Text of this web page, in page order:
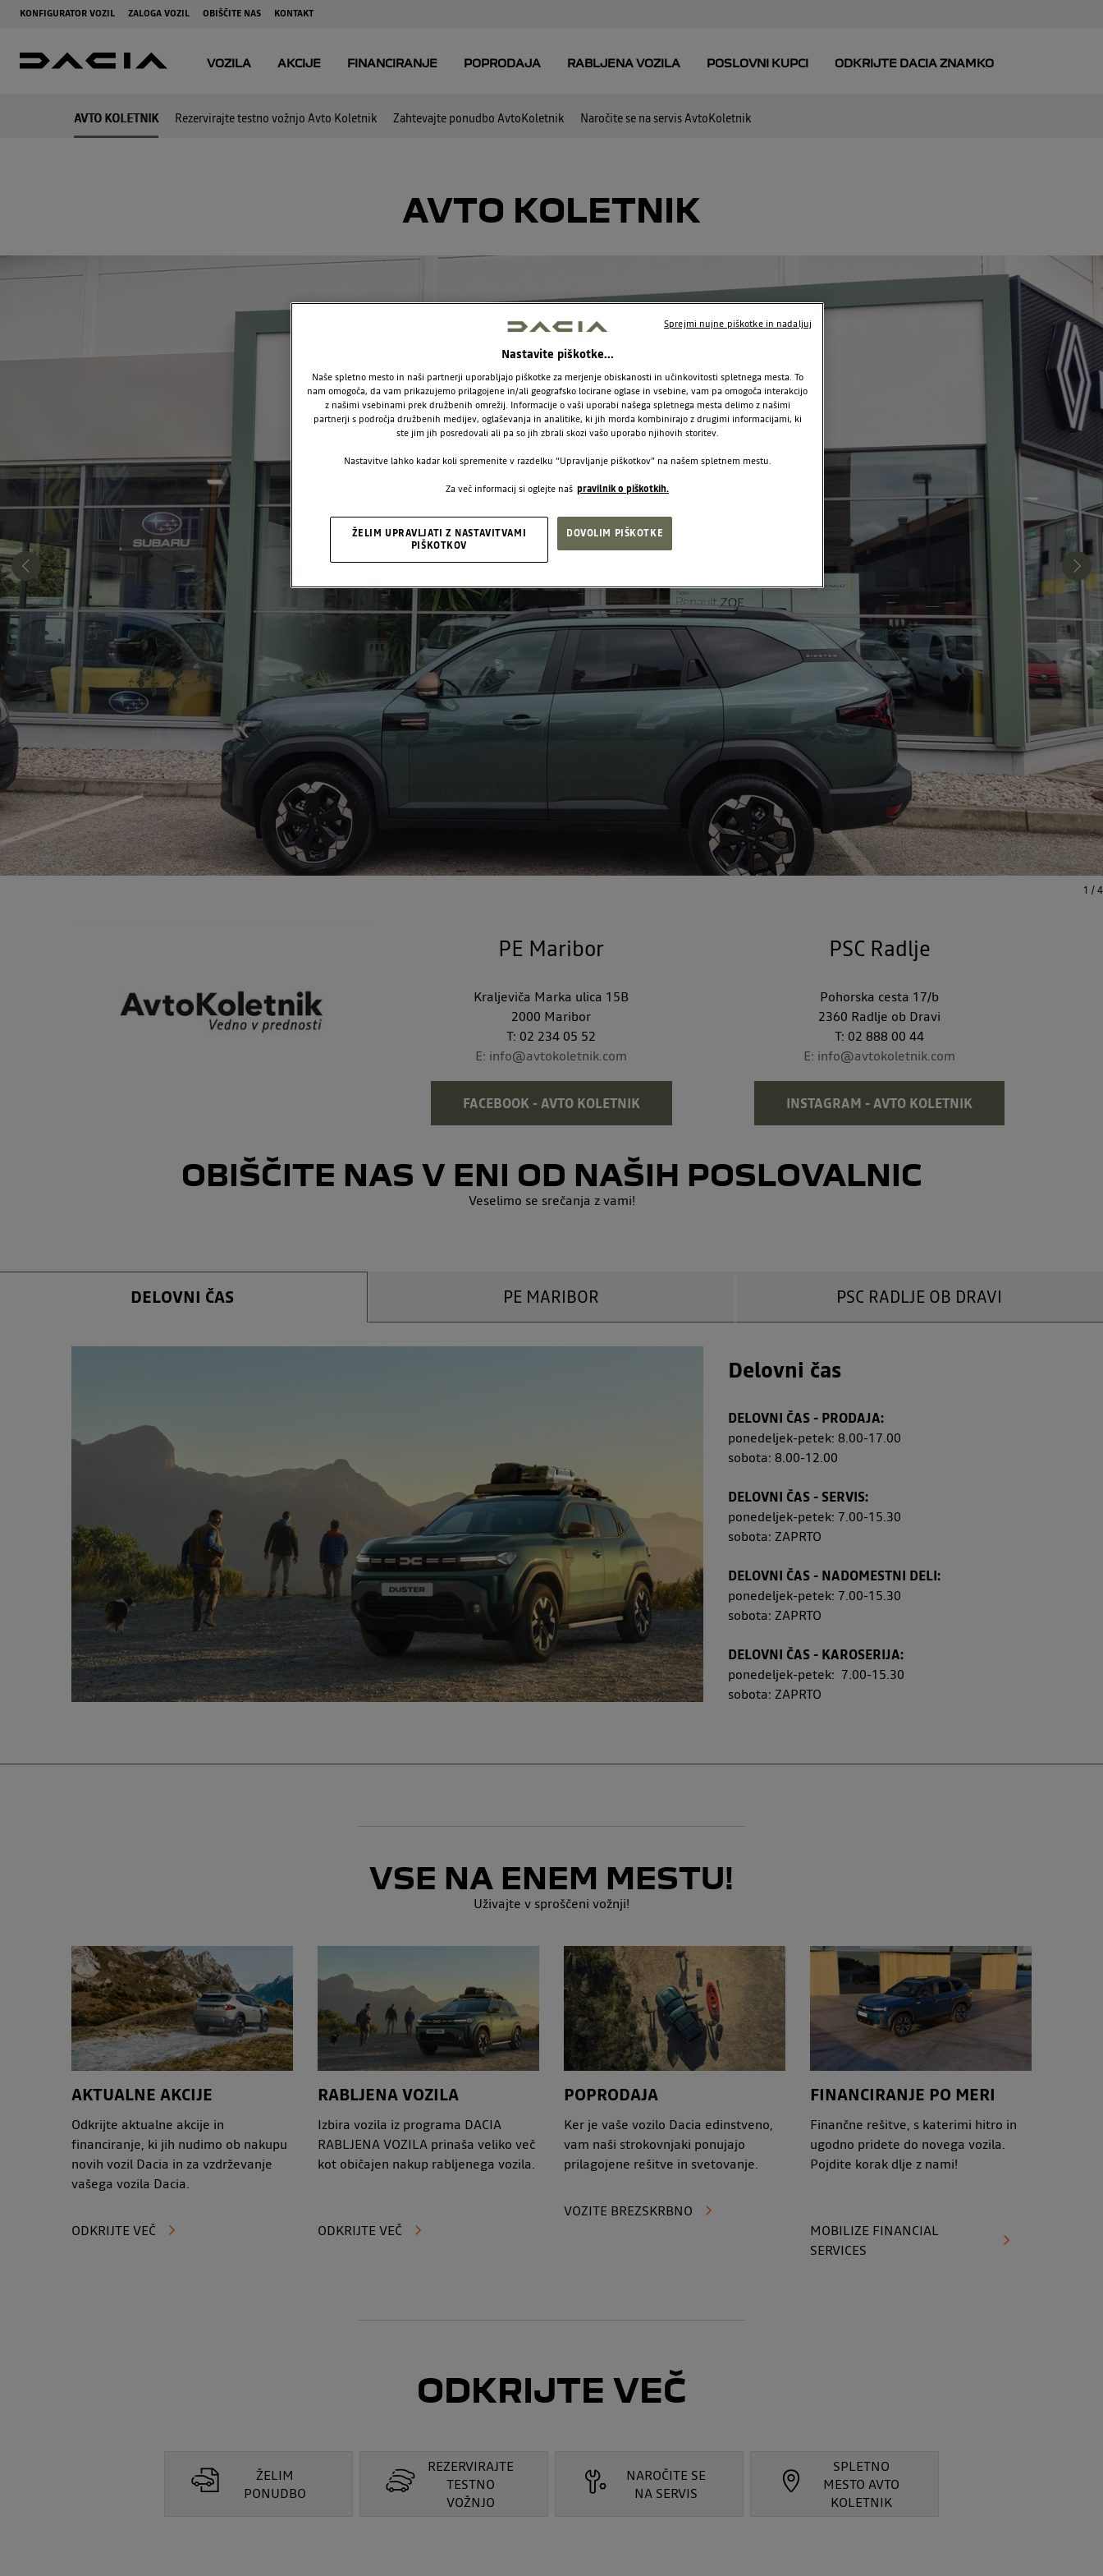
AVTO KOLETNIK Rezervirajte testno vožnjo Avto Koletnik Zahtevajte ponudbo AvtoKoletnik Naročite se na servis AvtoKoletnik
AVTO KOLETNIK
1 /4
PE Maribor
Kraljeviča Marka ulica 15B
2000 Maribor
T: 02 234 05 52
E: info@avtokoletnik.com
FACEBOOK - AVTO KOLETNIK
PSC Radlje
Pohorska cesta 17/b
2360 Radlje ob Dravi
T: 02 888 00 44
E: info@avtokoletnik.com
INSTAGRAM - AVTO KOLETNIK
OBIŠČITE NAS V ENI OD NAŠIH POSLOVALNIC
Veselimo se srečanja z vami!
DELOVNI ČAS PE MARIBOR PSC RADLJE OB DRAVI
Delovni čas
DELOVNI ČAS - PRODAJA:
ponedeljek-petek: 8.00-17.00
sobota: 8.00-12.00
DELOVNI ČAS - SERVIS:
ponedeljek-petek: 7.00-15.30
sobota: ZAPRTO
DELOVNI ČAS - NADOMESTNI DELI:
ponedeljek-petek: 7.00-15.30
sobota: ZAPRTO
DELOVNI ČAS - KAROSERIJA:
ponedeljek-petek: 7.00-15.30
sobota: ZAPRTO
VSE NA ENEM MESTU!
Uživajte v sproščeni vožnji!
AKTUALNE AKCIJE
Odkrijte aktualne akcije in
financiranje, ki jih nudimo ob nakupu
novih vozil Dacia in za vzdrževanje
vašega vozila Dacia.
ODKRIJTE VEČ
RABLJENA VOZILA
Izbira vozila iz programa DACIA
RABLJENA VOZILA prinaša veliko več
kot običajen nakup rabljenega vozila.
ODKRIJTE VEČ
POPRODAJA
Ker je vaše vozilo Dacia edinstveno,
vam naši strokovnjaki ponujajo
prilagojene rešitve in svetovanje.
VOZITE BREZSKRBNO
FINANCIRANJE PO MERI
Finančne rešitve, s katerimi hitro in
ugodno pridete do novega vozila.
Pojdite korak dlje z nami!
MOBILIZE FINANCIAL
SERVICES
ODKRIJTE VEČ
ŽELIM
PONUDBO
REZERVIRAJTE
TESTNO
VOŽNJO
NAROČITE SE
NA SERVIS
SPLETNO
MESTO AVTO
KOLETNIK
Nastavite piškotke...
Naše spletno mesto in naši partnerji uporabljajo piškotke za merjenje obiskanosti in učinkovitosti spletnega mesta. To
nam omogoča, da vam prikazujemo prilagojene in/ali geografsko locirane oglase in vsebine, vam pa omogoča interakcijo
z našimi vsebinami prek družbenih omrežij. Informacije o vaši uporabi našega spletnega mesta delimo z našimi
partnerji s področja družbenih medijev, oglaševanja in analitike, ki jih morda kombinirajo z drugimi informacijami, ki
ste jim jih posredovali ali pa so jih zbrali skozi vašo uporabo njihovih storitev.
Nastavitve lahko kadar koli spremenite v razdelku “Upravljanje piškotkov” na našem spletnem mestu.
Za več informacij si oglejte naš pravilnik o piškotkih.
DOVOLIM PIŠKOTKE
ŽELIM UPRAVLJATI Z NASTAVITVAMI
PIŠKOTKOV
Sprejmi nujne piškotke in nadaljuj